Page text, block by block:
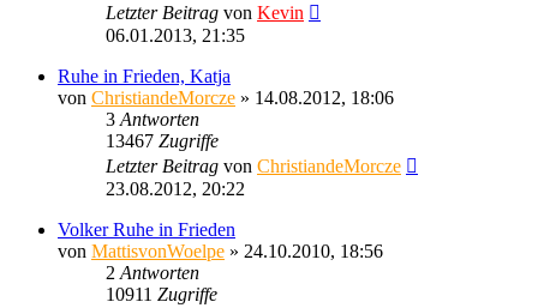
Letzter Beitrag von Kevin
06.01.2013, 21:35
Ruhe in Frieden, Katja
von ChristiandeMorcze » 14.08.2012, 18:06
3Antworten
13467 Zugriffe
Letzter Beitrag von ChristiandeMorcze
23.08.2012, 20:22
Volker Ruhe in Frieden
von MattisvonWoelpe » 24.10.2010, 18:56
2Antworten
10911 Zugriffe